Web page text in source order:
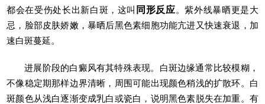
都会在受伤处长出新白斑，这叫 同形反应。紫外线暴晒更是大
忌，脸部皮肤娇嫩，暴晒后黑色素细胞功能亢进又快速衰退，加
速白斑蔓延。
进展阶段的白癜风有其特殊表现。白斑边缘通常比较模糊，
不像稳定期那样边界清晰，周围可能出现颜色稍浅的扩散环。白
斑颜色从浅白逐渐变成乳白或瓷白，说明黑色素脱失在加重。有